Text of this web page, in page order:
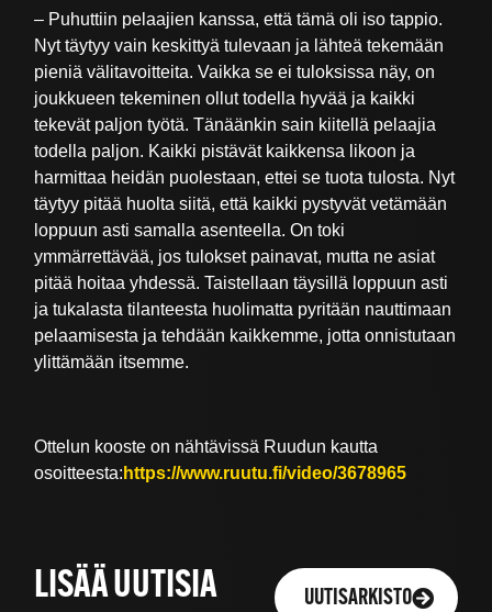
– Puhuttiin pelaajien kanssa, että tämä oli iso tappio.
Nyt täytyy vain keskittyä tulevaan ja lähteä tekemään
pieniä välitavoitteita. Vaikka se ei tuloksissa näy, on
joukkueen tekeminen ollut todella hyvää ja kaikki
tekevät paljon työtä. Tänäänkin sain kiitellä pelaajia
todella paljon. Kaikki pistävät kaikkensa likoon ja
harmittaa heidän puolestaan, ettei se tuota tulosta. Nyt
täytyy pitää huolta siitä, että kaikki pystyvät vetämään
loppuun asti samalla asenteella. On toki
ymmärrettävää, jos tulokset painavat, mutta ne asiat
pitää hoitaa yhdessä. Taistellaan täysillä loppuun asti
ja tukalasta tilanteesta huolimatta pyritään nauttimaan
pelaamisesta ja tehdään kaikkemme, jotta onnistutaan
ylittämään itsemme.
Ottelun kooste on nähtävissä Ruudun kautta
osoitteesta: https://www.ruutu.fi/video/3678965
LISÄÄ UUTISIA UUTISARKISTO